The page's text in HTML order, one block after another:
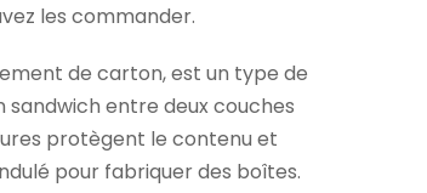
les commander.
de carton, est un type de
entre deux couches
protègent le contenu et
pour fabriquer des boîtes.